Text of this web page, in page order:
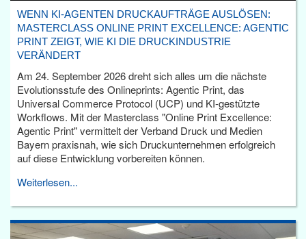
WENN KI-AGENTEN DRUCKAUFTRÄGE AUSLÖSEN:
MASTERCLASS ONLINE PRINT EXCELLENCE: AGENTIC
PRINT ZEIGT, WIE KI DIE DRUCKINDUSTRIE
VERÄNDERT
Am 24. September 2026 dreht sich alles um die nächste
Evolutionsstufe des Onlineprints: Agentic Print, das
Universal Commerce Protocol (UCP) und KI-gestützte
Workflows. Mit der Masterclass "Online Print Excellence:
Agentic Print" vermittelt der Verband Druck und Medien
Bayern praxisnah, wie sich Druckunternehmen erfolgreich
auf diese Entwicklung vorbereiten können.
Weiterlesen...